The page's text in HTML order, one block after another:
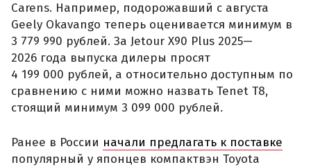
Carens. Например, подорожавший с августа
Geely Okavango теперь оценивается минимум в
3 779 990 рублей. За Jetour X90 Plus 2025—
2026 года выпуска дилеры просят
4 199 000 рублей, а относительно доступным по
сравнению с ними можно назвать Tenet T8,
стоящий минимум 3 099 000 рублей.
Ранее в России начали предлагать к поставке
популярный у японцев компактвэн Toyota